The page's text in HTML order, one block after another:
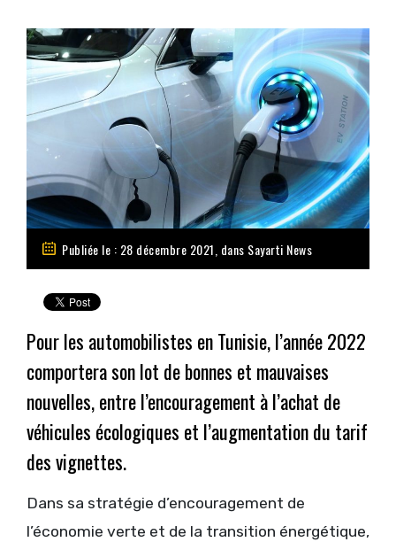
Publiée le : 28 décembre 2021, dans Sayarti News
Pour les automobilistes en Tunisie, l’année 2022
comportera son lot de bonnes et mauvaises
nouvelles, entre l’encouragement à l’achat de
véhicules écologiques et l’augmentation du tarif
des vignettes.
Dans sa stratégie d’encouragement de
l’économie verte et de la transition énergétique,